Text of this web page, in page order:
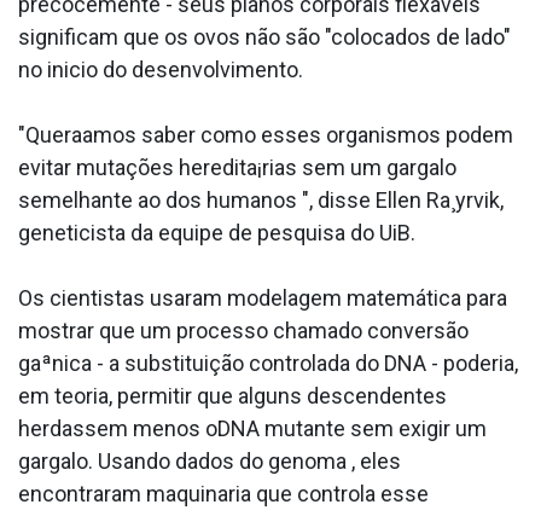
significam que os ovos não são "colocados de lado"
no ini­cio do desenvolvimento.
"Quera­amos saber como esses organismos podem
evitar mutações heredita¡rias sem um gargalo
semelhante ao dos humanos ", disse Ellen Ra¸yrvik,
geneticista da equipe de pesquisa do UiB.
Os cientistas usaram modelagem matemática para
mostrar que um processo chamado conversão
gaªnica - a substituição controlada do DNA - poderia,
em teoria, permitir que alguns descendentes
herdassem menos oDNA mutante sem exigir um
gargalo. Usando dados do genoma , eles
encontraram maquinaria que controla esse